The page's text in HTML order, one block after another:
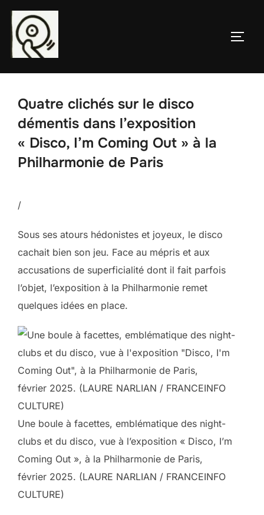
Aller
contenu
Quatre clichés sur le disco
démentis dans l’exposition
« Disco, I’m Coming Out » à la
Philharmonie de Paris
/
Sous ses atours hédonistes et joyeux, le disco
cachait bien son jeu. Face au mépris et aux
accusations de superficialité dont il fait parfois
l’objet, l’exposition à la Philharmonie remet
quelques idées en place.
Une boule à facettes, emblématique des night-
clubs et du disco, vue à l’exposition « Disco, I’m
Coming Out », à la Philharmonie de Paris,
février 2025. (LAURE NARLIAN / FRANCEINFO
CULTURE)